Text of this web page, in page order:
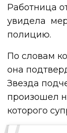
Работница
увидела
полицию.
По словам
она
Звезда
произошел
которого